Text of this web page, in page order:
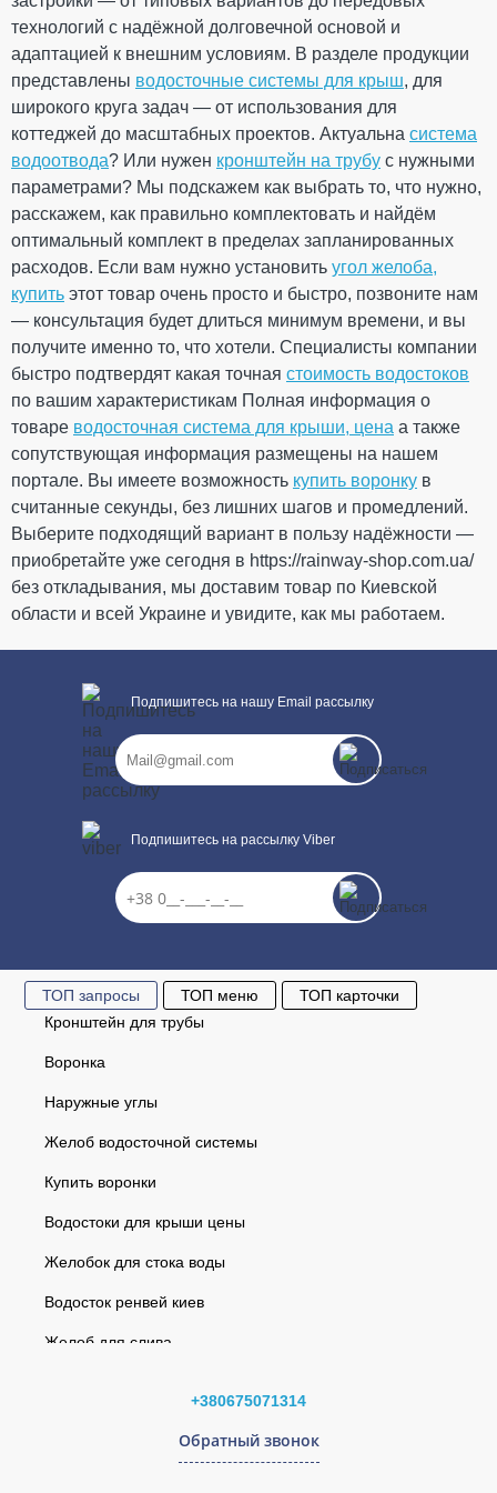
ПРОДОЛЖИТЬ ПОКУПКИ
излучению
Гарантия
10 лет
Европейский
стандарт
EN 607:2004
Сертификат
соответствия
Сертифицирован
Рейтинг
Заглушка желоба правая
(RAINWAY 130) коричневая
На складе
183.37
грн
-15% Скидка 27.51
грн
155.86 грн
КУПИТЬ
технологий с надёжной долговечной основой и
адаптацией к внешним условиям. В разделе продукции
представлены водосточные системы для крыш, для
широкого круга задач — от использования для
коттеджей до масштабных проектов. Актуальна система
водоотвода? Или нужен кронштейн на трубу с нужными
параметрами? Мы подскажем как выбрать то, что нужно,
расскажем, как правильно комплектовать и найдём
оптимальный комплект в пределах запланированных
расходов. Если вам нужно установить угол желоба,
купить этот товар очень просто и быстро, позвоните нам
— консультация будет длиться минимум времени, и вы
получите именно то, что хотели. Специалисты компании
быстро подтвердят какая точная стоимость водостоков
по вашим характеристикам Полная информация о
товаре водосточная система для крыши, цена а также
сопутствующая информация размещены на нашем
портале. Вы имеете возможность купить воронку в
считанные секунды, без лишних шагов и промедлений.
Выберите подходящий вариант в пользу надёжности —
приобретайте уже сегодня в https://rainway-shop.com.ua/
без откладывания, мы доставим товар по Киевской
области и всей Украине и увидите, как мы работаем.
Подпишитесь на нашу Email рассылку
Подпишитесь на рассылку Viber
ТОП запросы ТОП меню
ТОП карточки
Кронштейн для трубы
Воронка
Наружные углы
Желоб водосточной системы
Купить воронки
Водостоки для крыши цены
Желобок для стока воды
Водосток ренвей киев
Желоб для слива
Кровельная вентиляция EliteVent
Угол желоба внутренний 90° (RAINWAY 130) красный
Кронштейн трубы 75мм (Rainway 90) белый
+380675071314
Обратный звонок